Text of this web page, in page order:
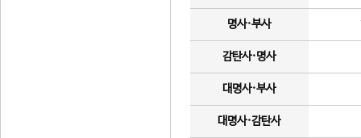
명사·부사
감탄사·명사
대명사·부사
대명사·감탄사